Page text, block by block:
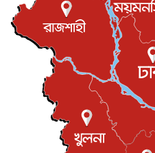
যুক্তরাজ্যে বসবাসরত
সভা...
ইউকে কমিউনিটি
প্রধানমন্ত্রীকে
জাতীয়
জুলাই গণ-অভ্যুত্থান
জাতীয়
জনগণ পরিবর্তন